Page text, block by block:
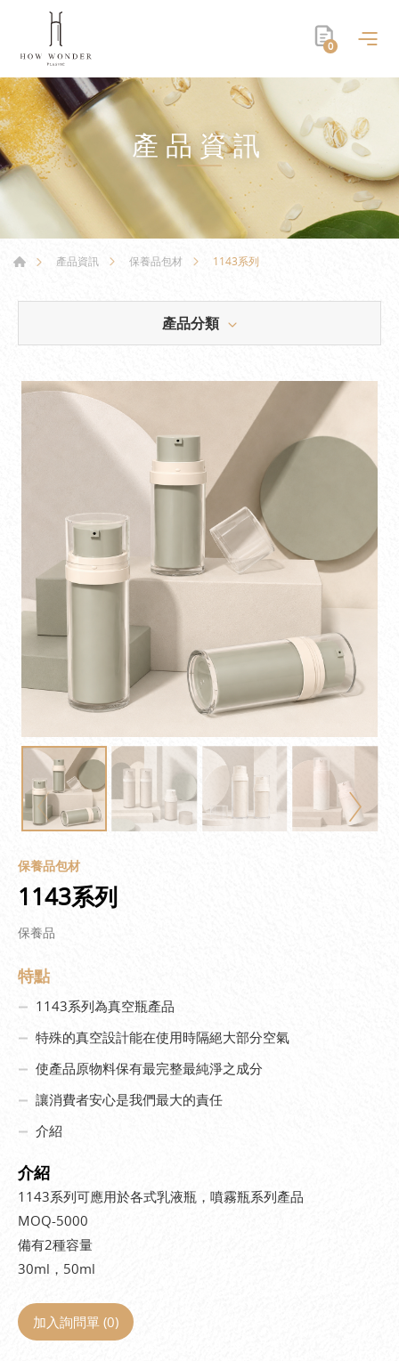
0
產品資訊
產品資訊 保養品包材 1143系列
產品分類
保養品包材
1143系列
保養品
特點
1143系列為真空瓶產品
特殊的真空設計能在使用時隔絕大部分空氣
使產品原物料保有最完整最純淨之成分
讓消費者安心是我們最大的責任
介紹
介紹
1143系列可應用於各式乳液瓶，噴霧瓶系列產品
MOQ-5000
備有2種容量
30ml，50ml
加入詢問單 (0)